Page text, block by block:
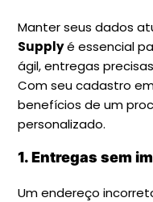
Manter seus dados
Supplyé essencial
ágil, entregas
Com seu cadastro
benefícios de um
personalizado.
1. Entregas sem
Um endereço